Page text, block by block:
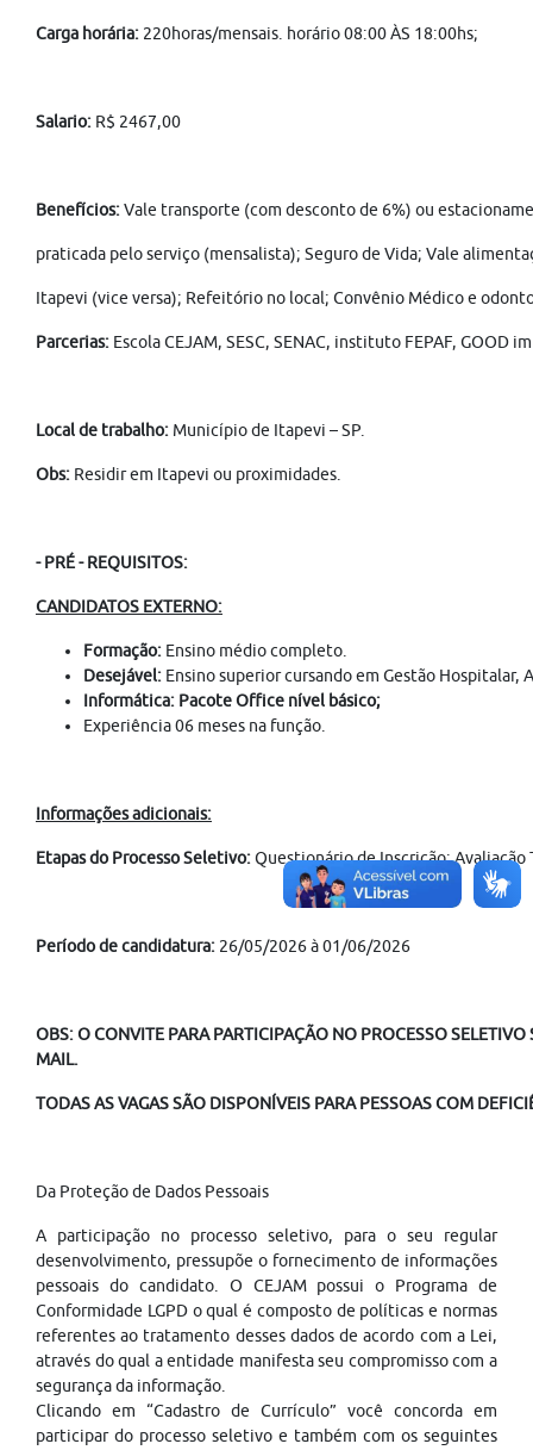
Carga horária: 220horas/mensais. horário 08:00 ÀS 18:00hs;
Salario: R$ 2467,00
Benefícios:Vale transporte (com desconto de 6%) ou
praticada pelo serviço (mensalista); Seguro de Vida; Vale
Itapevi (vice versa); Refeitório no local; Convênio Médico e
Parcerias: Escola CEJAM, SESC, SENAC, instituto FEPAF,
Local de trabalho: Município de Itapevi –SP.
Obs: Residir em Itapevi ou proximidades.
- PRÉ - REQUISITOS:
CANDIDATOS EXTERNO:
Formação: Ensino médio completo.
Desejável: Ensino superior cursando em Gestão Hospitalar,
Informática: Pacote Office nível básico;
Experiência 06 meses na função.
Informações adicionais:
Etapas do Processo Seletivo:Questionário de Inscrição;
Período de candidatura: 26/05/2026 à 01/06/2026
OBS: O CONVITE PARA PARTICIPAÇÃO NO PROCESSO SELETIVO
MAIL.
TODAS AS VAGAS SÃO DISPONÍVEIS PARA PESSOAS COM
Da Proteção de Dados Pessoais
A participação no processo seletivo, para o seu regular
desenvolvimento, pressupõe o fornecimento de informações
pessoais do candidato. O CEJAM possui o Programa de
Conformidade LGPD o qual é composto de políticas e normas
referentes ao tratamento desses dados de acordo com a Lei,
através do qual a entidade manifesta seu compromisso com a
segurança da informação.
Clicando em “Cadastro de Currículo” você concorda em
participar do processo seletivo e também com os seguintes